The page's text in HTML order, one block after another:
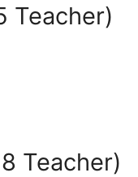
Teacher)
Teacher)